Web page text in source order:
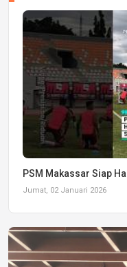
PSM Makassar Siap
Jumat, 02 Januari 2026